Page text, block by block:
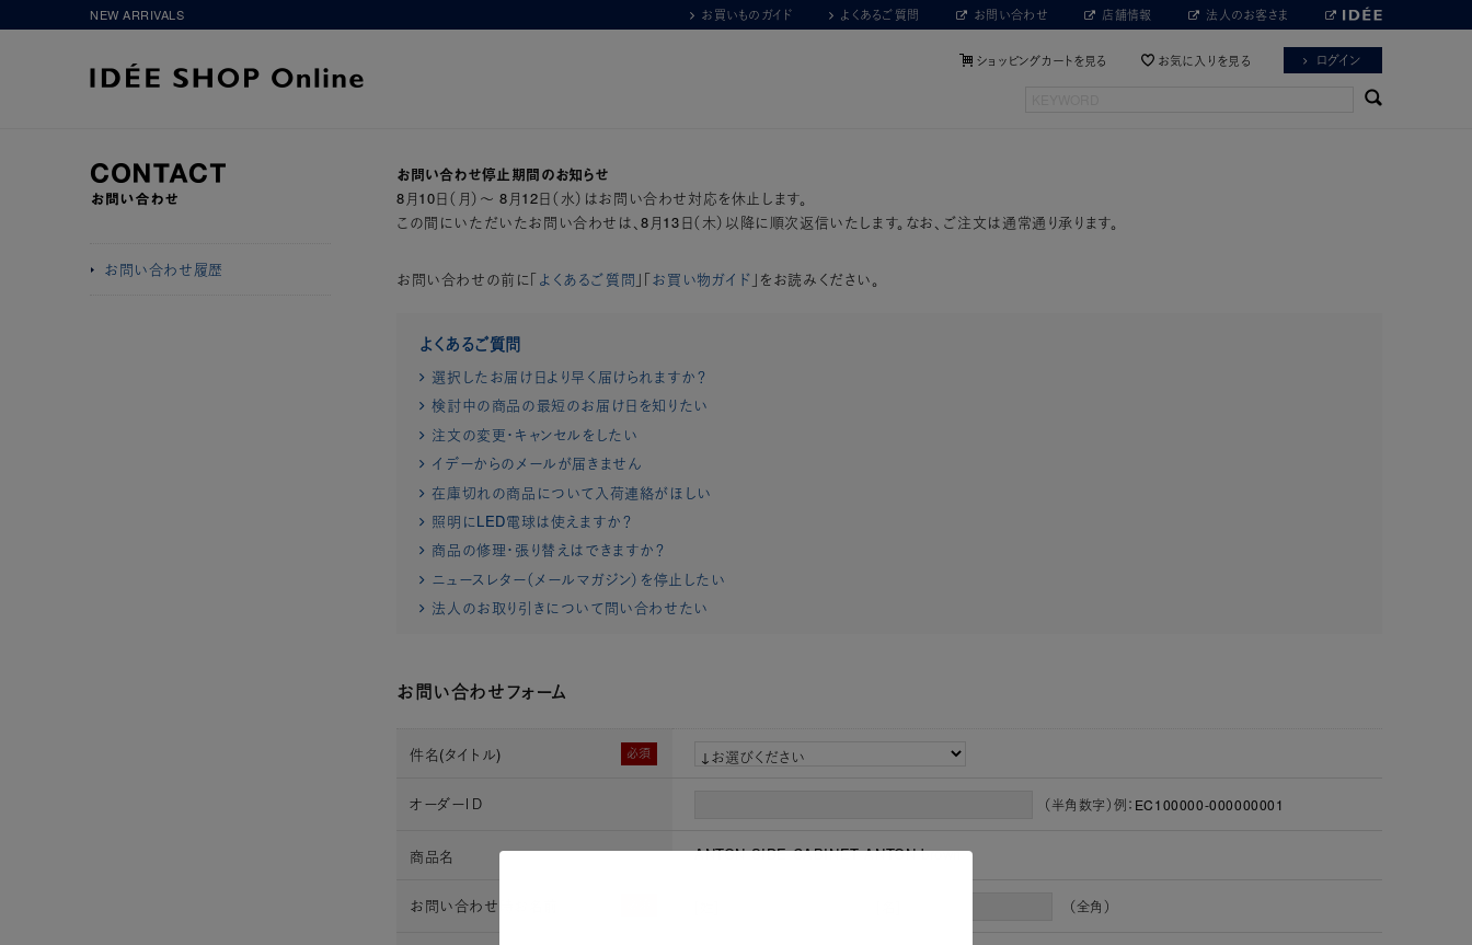
NEW ARRIVALS お買いものガイド よくあるご質問 お問い合わせ 店舗情報 法人のお客さま
ショッピングカートを見る お気に入りを見る ログイン
お問い合わせ履歴
お問い合わせ停止期間のお知らせ
8月10日（月）～ 8月12日（水）はお問い合わせ対応を休止します。
この間にいただいたお問い合わせは、8月13日（木）以降に順次返信いたします。なお、ご注文は通常通り承ります。
お問い合わせの前に「よくあるご質問 」「お買い物ガイド 」をお読みください。
よくあるご質問
選択したお届け日より早く届けられますか？
検討中の商品の最短のお届け日を知りたい
注文の変更・キャンセルをしたい
イデーからのメールが届きません
在庫切れの商品について入荷連絡がほしい
照明にLED電球は使えますか？
商品の修理・張り替えはできますか？
ニュースレター（メールマガジン）を停止したい
法人のお取り引きについて問い合わせたい
お問い合わせフォーム
必須
件名(タイトル)
オーダーＩＤ （半角数字）例：EC100000-000000001
商品名 ANTON SIDE CABINET ANTON brown
お問い合わせ時お名前 （全角）